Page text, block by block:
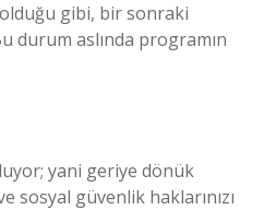
gibi, bir sonraki
durum aslında programın
yani geriye dönük
sosyal güvenlik haklarınızı